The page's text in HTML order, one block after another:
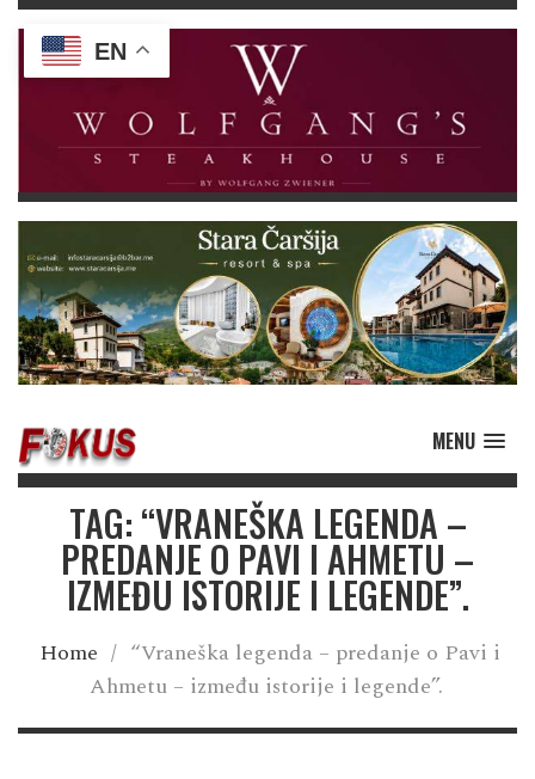
MENU
TAG: “VRANEŠKA LEGENDA –
PREDANJE O PAVI I AHMETU –
IZMEĐU ISTORIJE I LEGENDE”.
Home / “Vraneška legenda – predanje o Pavi i
Ahmetu – između istorije i legende”.
EN